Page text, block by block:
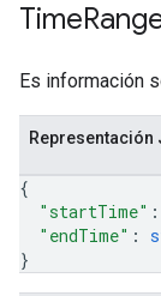
Time
Es información
Representación
{
"startTime" :
"endTime" :
}